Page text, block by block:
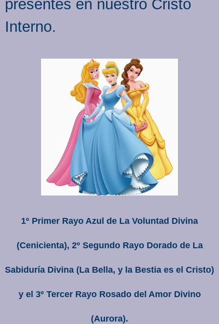
presentes en nuestro Cristo
Interno.
1º Primer Rayo Azul de La Voluntad Divina
(Cenicienta), 2º Segundo Rayo Dorado de La
Sabiduría Divina (La Bella, y la Bestia es el Cristo)
y el 3º Tercer Rayo Rosado del Amor Divino
(Aurora).